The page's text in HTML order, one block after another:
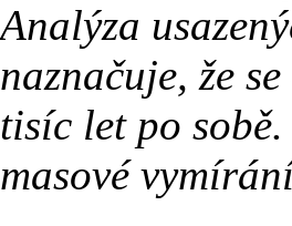
Analýza
naznačuje, že
tisíc let po
masové